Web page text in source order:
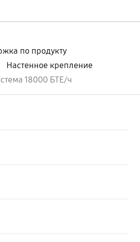
по продукту
Настенное крепление
18000 БТЕ/ч